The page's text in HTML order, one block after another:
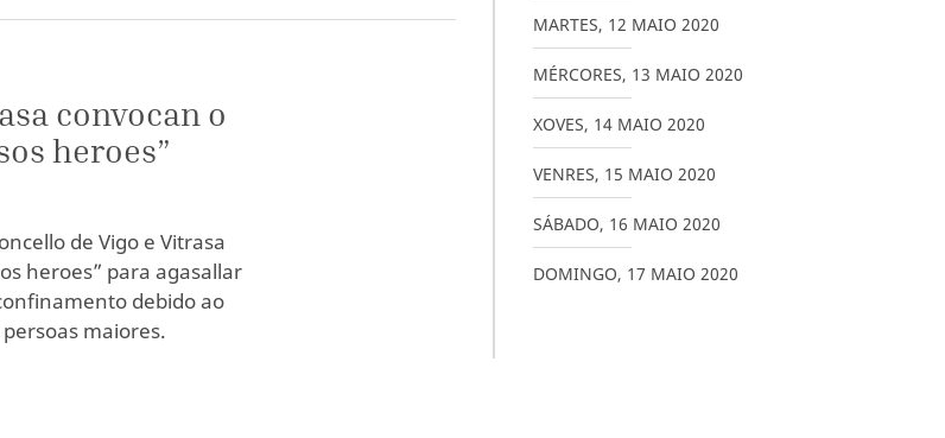
convocan o
heroes”
de Vigo e Vitrasa
heroes” para agasallar
debido ao
maiores.
MARTES, 12 MAIO 2020
MÉRCORES, 13 MAIO 2020
XOVES, 14 MAIO 2020
VENRES, 15 MAIO 2020
SÁBADO, 16 MAIO 2020
DOMINGO, 17 MAIO 2020